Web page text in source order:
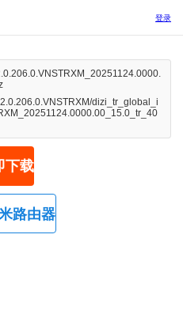
登录
dizi_tr_global_i
下载
路由器